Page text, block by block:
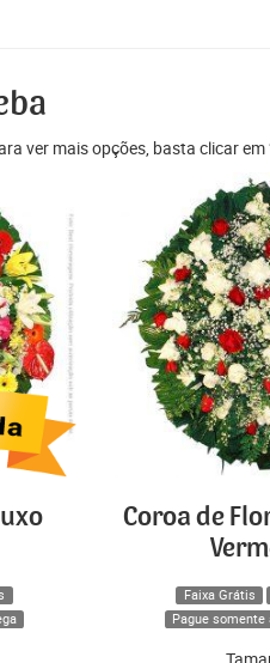
ver mais opções, basta clicar em
Coroa de
Faixa Grátis
Pague